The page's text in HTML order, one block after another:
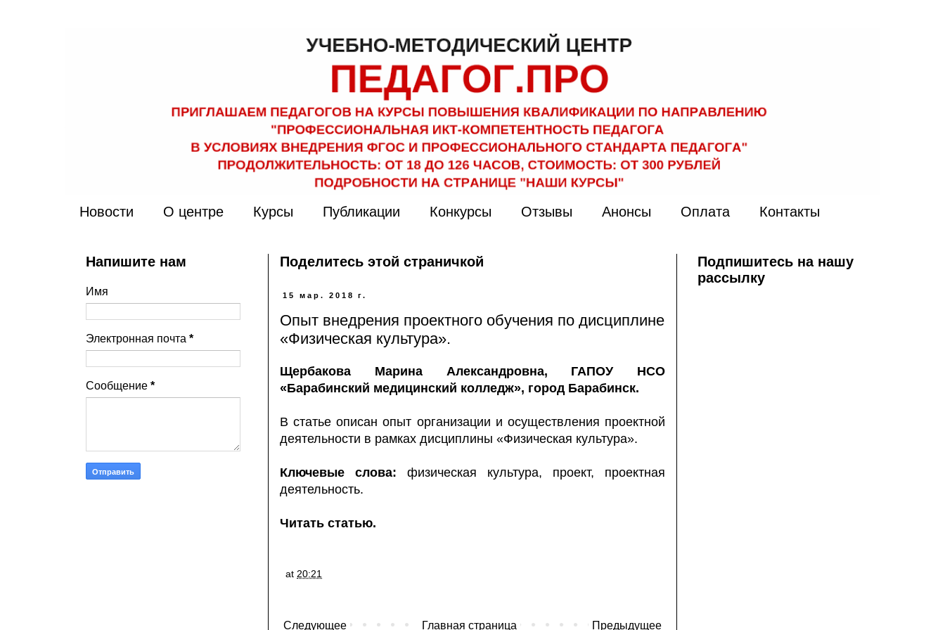
Новости О центре Курсы Публикации Конкурсы Отзывы Анонсы Оплата Контакты
Поделитесь этой страничкой
15 мар. 2018 г.
Опыт внедрения проектного обучения по дисциплине
«Физическая культура».
Щербакова Марина Александровна, ГАПОУ НСО
«Барабинский медицинский колледж», город Барабинск.
В статье описан опыт организации и осуществления проектной
деятельности в рамках дисциплины «Физическая культура».
Ключевые слова: физическая культура, проект, проектная
деятельность.
Читать статью.
at 20:21
Следующее Предыдущее
Главная страница
Напишите нам
Имя
Электронная почта *
Сообщение *
Подпишитесь на нашу
рассылку